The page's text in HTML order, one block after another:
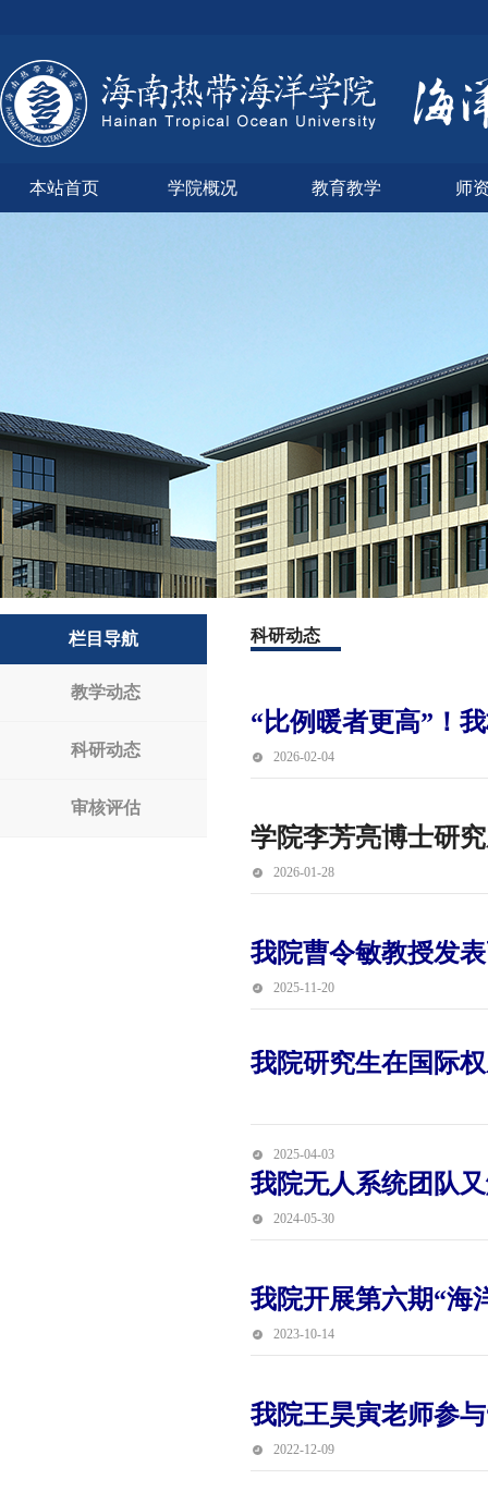
本站首页 学院概况 教育教学 师
栏目导航
教学动态
科研动态
审核评估
科研动态
“比例暖者更高”！
2026-02-04
学院李芳亮博士研
2026-01-28
我院曹令敏教授发
2025-11-20
我院研究生在国际
2025-04-03
我院无人系统团队
2024-05-30
我院开展第六期“海
2023-10-14
我院王昊寅老师参
2022-12-09